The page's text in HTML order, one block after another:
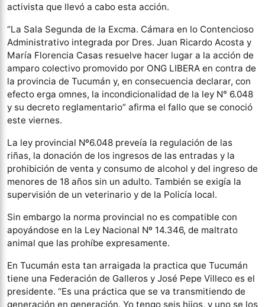
activista que llevó a cabo esta acción.
“La Sala Segunda de la Excma. Cámara en lo Contencioso
Administrativo integrada por Dres. Juan Ricardo Acosta y
María Florencia Casas resuelve hacer lugar a la acción de
amparo colectivo promovido por ONG LIBERA en contra de
la provincia de Tucumán y, en consecuencia declarar, con
efecto erga omnes, la incondicionalidad de la ley N° 6.048
y su decreto reglamentario” afirma el fallo que se conoció
este viernes.
La ley provincial Nº6.048 preveía la regulación de las
riñas, la donación de los ingresos de las entradas y la
prohibición de venta y consumo de alcohol y del ingreso de
menores de 18 años sin un adulto. También se exigía la
supervisión de un veterinario y de la Policía local.
Sin embargo la norma provincial no es compatible con
apoyándose en la Ley Nacional Nº 14.346, de maltrato
animal que las prohíbe expresamente.
En Tucumán esta tan arraigada la practica que Tucumán
tiene una Federación de Galleros y José Pepe Villeco es el
presidente. “Es una práctica que se va transmitiendo de
generación en generación. Yo tengo seis hijos, y uno se los